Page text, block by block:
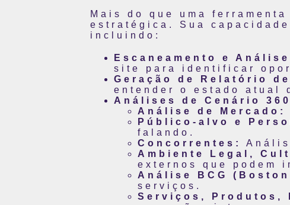
Mais do que uma
estratégica. Sua
incluindo:
Escaneamento e
site para identificar
Geração de Relatório
entender o estado atual
Análises de Cenário
Análise de Mercado:
Público-alvo e
falando.
Concorrentes:
Ambiente Legal,
externos que podem
Análise BCG
serviços.
Serviços, Produtos,